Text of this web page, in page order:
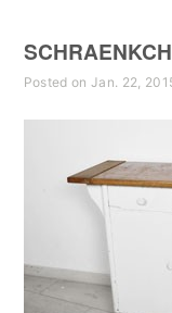
Posted on Jan. 22,